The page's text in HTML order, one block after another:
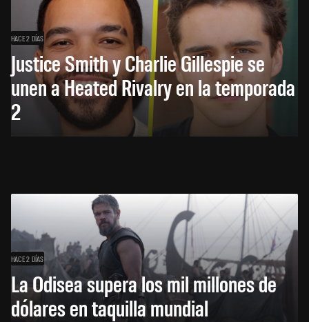
HACE 2 DÍAS
Justice Smith y Charlie Gillespie se
unen a Heated Rivalry en la temporada
2
HACE 2 DÍAS
La Odisea supera los mil millones de
dólares en taquilla mundial